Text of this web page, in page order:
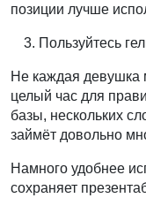
позиции лучше
Пользуйтесь
Не каждая девушка
целый час для
базы, нескольких
займёт довольно
Намного удобнее
сохраняет